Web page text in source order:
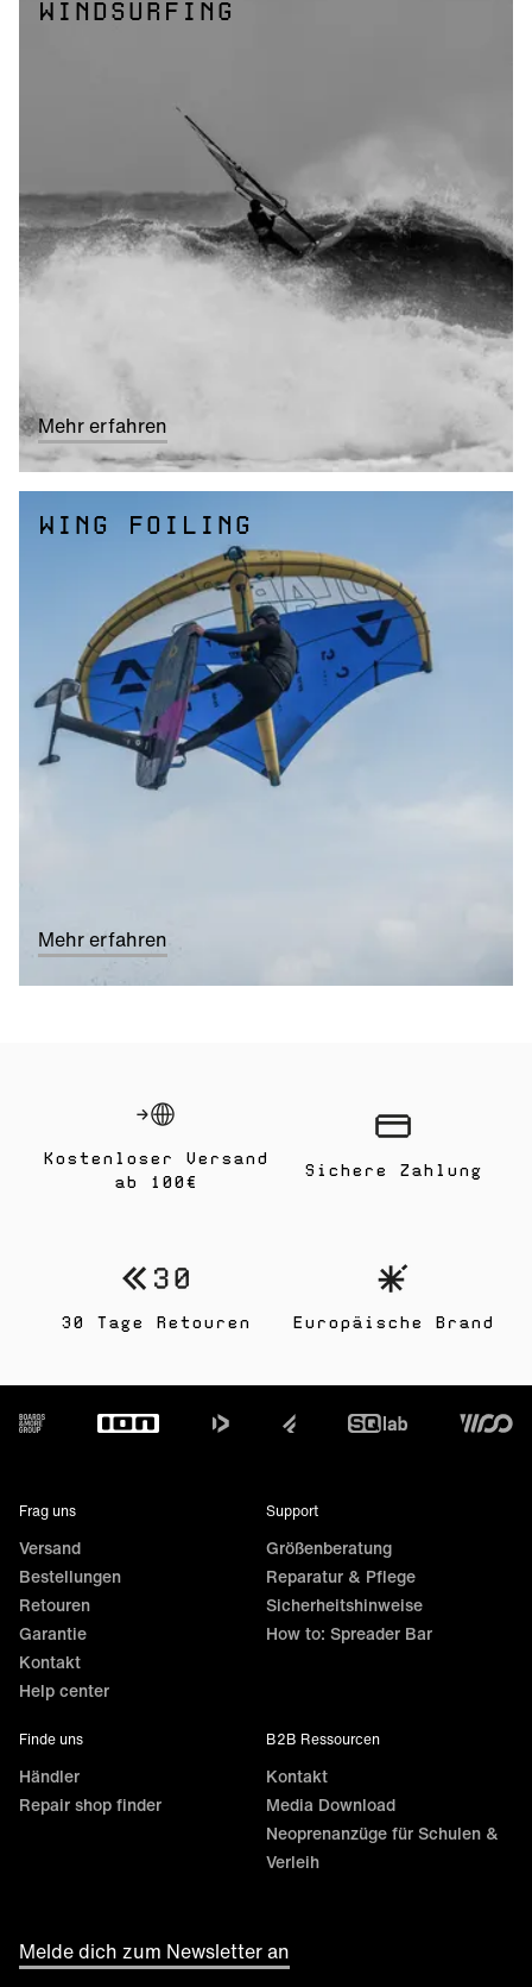
WINDSURFING
Mehr erfahren
WING FOILING
Mehr erfahren
Kostenloser Versand
ab 100€
30 Tage Retouren
Sichere Zahlung
Europäische Brand
Footer
Frag uns
Versand
Bestellungen
Retouren
Garantie
Kontakt
Help center
Support
Größenberatung
Reparatur & Pflege
Sicherheitshinweise
How to: Spreader Bar
Finde uns
Händler
Repair shop finder
B2B Ressourcen
Kontakt
Media Download
Neoprenanzüge für Schulen &
Verleih
Melde dich zum Newsletter an